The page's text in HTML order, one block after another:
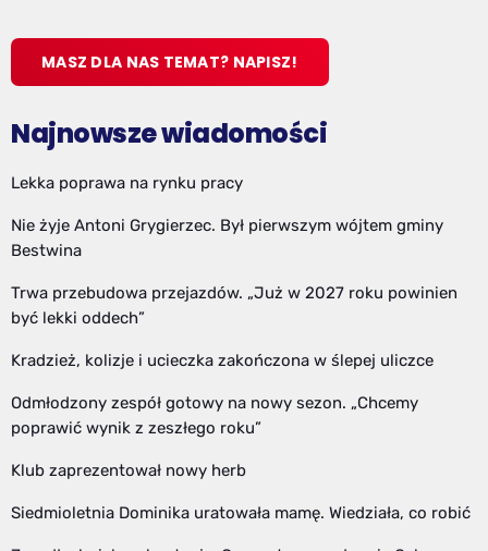
MASZ DLA NAS TEMAT? NAPISZ!
Najnowsze wiadomości
Lekka poprawa na rynku pracy
Nie żyje Antoni Grygierzec. Był pierwszym wójtem gminy
Bestwina
Trwa przebudowa przejazdów. „Już w 2027 roku powinien
być lekki oddech”
Kradzież, kolizje i ucieczka zakończona w ślepej uliczce
Odmłodzony zespół gotowy na nowy sezon. „Chcemy
poprawić wynik z zeszłego roku”
Klub zaprezentował nowy herb
Siedmioletnia Dominika uratowała mamę. Wiedziała, co robić